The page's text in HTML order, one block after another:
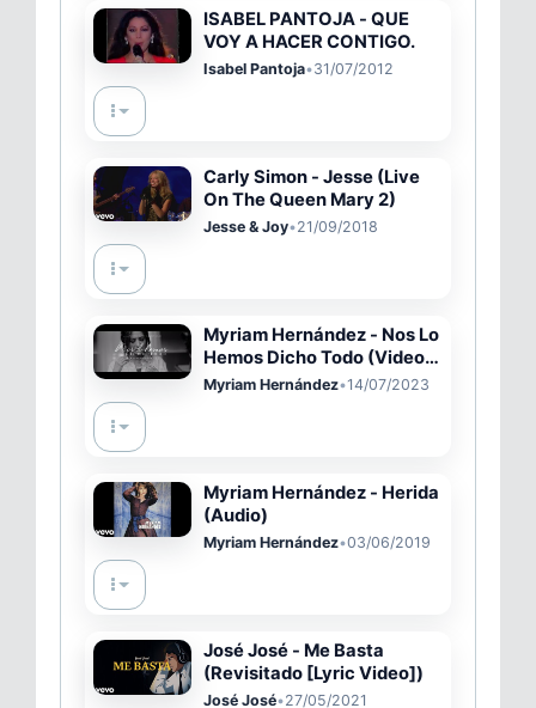
ISABEL PANTOJA - QUE
VOY A HACER CONTIGO.
Isabel Pantoja•31/07/2012
Carly Simon - Jesse (Live
On The Queen Mary 2)
Jesse & Joy•21/09/2018
Myriam Hernández - Nos Lo
Hemos Dicho Todo (Video
Oficial)
Myriam Hernández•14/07/2023
Myriam Hernández - Herida
(Audio)
Myriam Hernández•03/06/2019
José José - Me Basta
(Revisitado [Lyric Video])
José José•27/05/2021